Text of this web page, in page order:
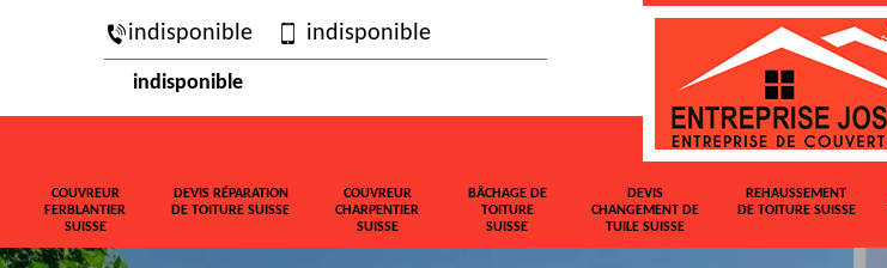
indisponible indisponible
indisponible
COUVREUR
FERBLANTIER
SUISSE
DEVIS RÉPARATION
DE TOITURE SUISSE
COUVREUR
CHARPENTIER
SUISSE
BÂCHAGE DE
TOITURE
SUISSE
DEVIS
CHANGEMENT DE
TUILE SUISSE
REHAUSSEMENT
DE TOITURE SUISSE